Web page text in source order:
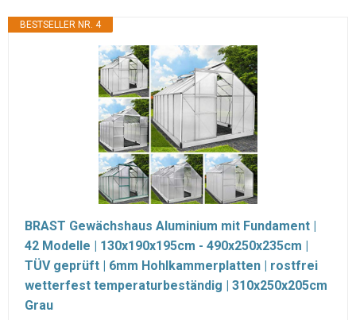
BESTSELLER NR. 4
BRAST Gewächshaus Aluminium mit Fundament |
42 Modelle | 130x190x195cm - 490x250x235cm |
TÜV geprüft | 6mm Hohlkammerplatten | rostfrei
wetterfest temperaturbeständig | 310x250x205cm
Grau